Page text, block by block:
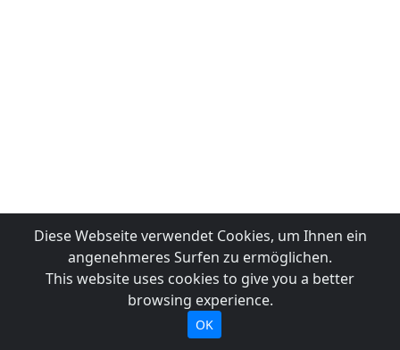
Diese Webseite verwendet Cookies, um Ihnen ein
angenehmeres Surfen zu ermöglichen.
This website uses cookies to give you a better
browsing experience.
OK